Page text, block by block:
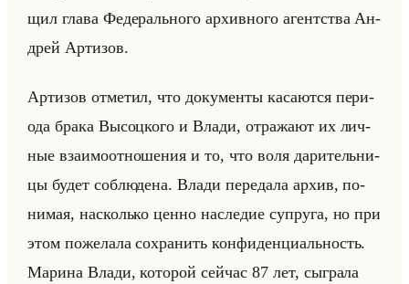
щил глава Фе­де­рально­го ар­хив­но­го агент­ства Ан­
дрей Ар­ти­зов.
Ар­ти­зов от­ме­тил, что до­ку­мен­ты ка­са­ют­ся пе­ри­
ода брака Вы­соц­ко­го и Влади, от­ра­жа­ют их лич­
ные вза­имо­от­но­ше­ния и то, что воля да­ри­тельни­
цы будет со­блю­де­на. Влади пе­ре­да­ла архив, по­
ни­мая, на­сколько ценно на­сле­дие су­пру­га, но при
этом по­же­ла­ла со­хра­нить кон­фи­ден­ци­альность.
Ма­ри­на Влади, ко­то­рой сейчас 87 лет, сыг­ра­ла